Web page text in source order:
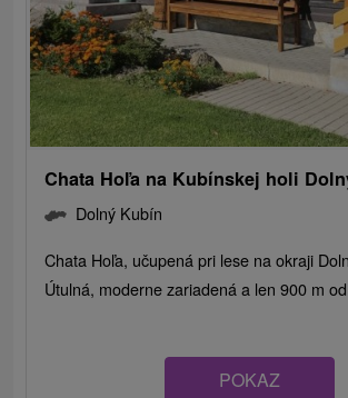
Chata Hoľa na Kubínskej holi
Dolný Kubín
Chata Hoľa, učupená pri lese na okraji
Útulná, moderne zariadená a len 900 m
POKAZ